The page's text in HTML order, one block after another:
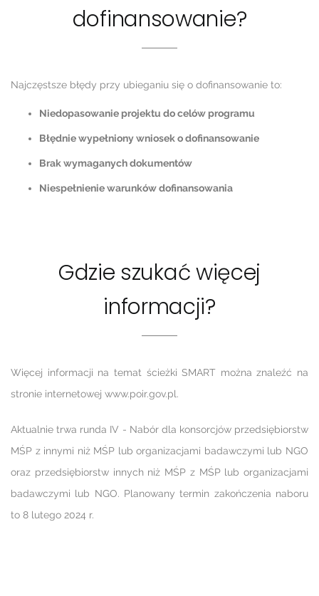
dofinansowanie?
Najczęstsze błędy przy ubieganiu się o dofinansowanie to:
Niedopasowanie projektu do celów programu
Błędnie wypełniony wniosek o dofinansowanie
Brak wymaganych dokumentów
Niespełnienie warunków dofinansowania
Gdzie szukać więcej
informacji?
Więcej informacji na temat ścieżki SMART można znaleźć na
stronie internetowej www.poir.gov.pl.
Aktualnie trwa runda IV - Nabór dla konsorcjów przedsiębiorstw
MŚP z innymi niż MŚP lub organizacjami badawczymi lub NGO
oraz przedsiębiorstw innych niż MŚP z MŚP lub organizacjami
badawczymi lub NGO. Planowany termin zakończenia naboru
to 8 lutego 2024 r.